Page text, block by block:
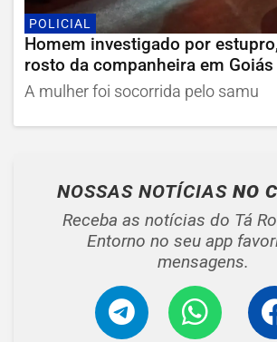
POLICIAL
Homem investigado por
rosto da companheira em Goiás
A mulher foi socorrida pelo samu
NOSSAS NOTÍCIAS NO
Receba as notícias do Tá
Entorno no seu app
mensagens.